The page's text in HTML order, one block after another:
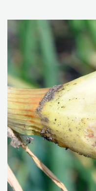
catch crops and
residues are mixed